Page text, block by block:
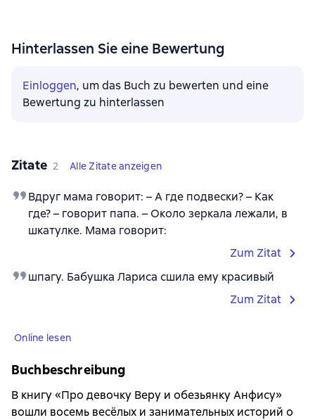
Hinterlassen Sie eine Bewertung
Einloggen, um das Buch zu bewerten und eine
Bewertung zu hinterlassen
Zitate 2 Alle Zitate anzeigen
Вдруг мама говорит: – А где подвески? – Как
где? – говорит папа. – Около зеркала лежали, в
шкатулке. Мама говорит:
Zum Zitat
шпагу. Бабушка Лариса сшила ему красивый
Zum Zitat
Online lesen
Buchbeschreibung
В книгу «Про девочку Веру и обезьянку Анфису»
вошли восемь весёлых и занимательных историй о